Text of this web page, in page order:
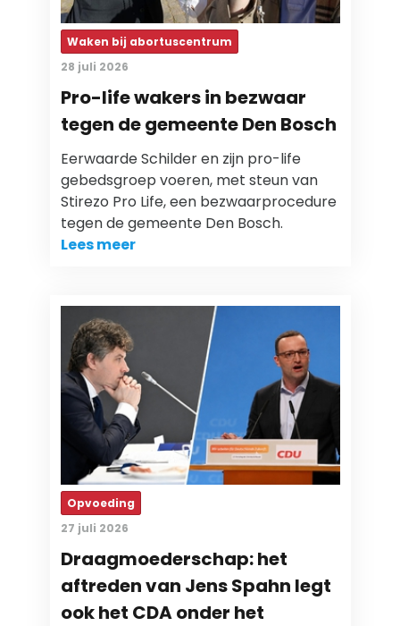
Waken bij abortuscentrum
28 juli 2026
Pro-life wakers in bezwaar
tegen de gemeente Den Bosch
Eerwaarde Schilder en zijn pro-life
gebedsgroep voeren, met steun van
Stirezo Pro Life, een bezwaarprocedure
tegen de gemeente Den Bosch.
Lees meer
Opvoeding
27 juli 2026
Draagmoederschap: het
aftreden van Jens Spahn legt
ook het CDA onder het